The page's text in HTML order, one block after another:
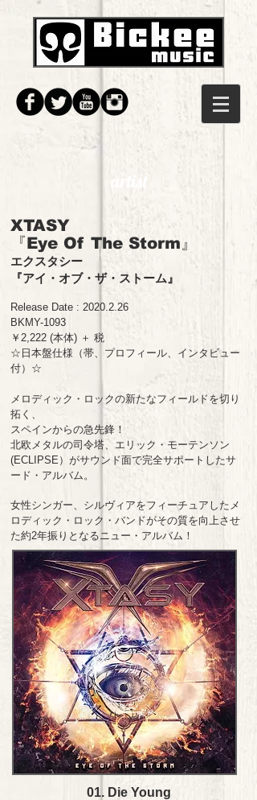
artist
XTASY
『Eye Of The Storm』
エクスタシー
『アイ・オブ・ザ・ストーム』
Release Date : 2020.2.26
BKMY-1093
￥2,222 (本体) ＋ 税
☆日本盤仕様（帯、プロフィール、インタビュー
付）☆
メロディック・ロックの新たなフィールドを切り
拓く、
スペインからの急先鋒！
北欧メタルの司令塔、エリック・モーテンソン
(ECLIPSE）がサウンド面で完全サポートしたサ
ード・アルバム。
女性シンガー、シルヴィアをフィーチュアしたメ
ロディック・ロック・バンドがその質を向上させ
た約2年振りとなるニュー・アルバム！
01. Die Young